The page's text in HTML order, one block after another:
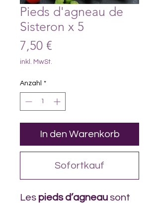
Pieds d'agneau de
Sisteron x 5
7,50 €
inkl. MwSt.
Anzahl *
In den Warenkorb
Sofortkauf
Les pieds d’agneau sont